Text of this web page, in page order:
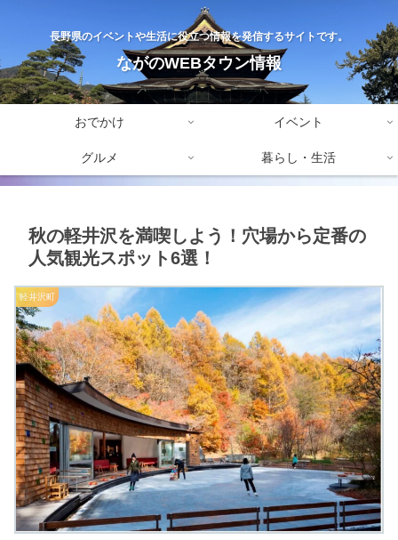
長野県のイベントや生活に役立つ情報を発信するサイトです。
ながのWEBタウン情報
おでかけ イベント
グルメ 暮らし・生活
秋の軽井沢を満喫しよう！穴場から定番の
人気観光スポット6選！
軽井沢町